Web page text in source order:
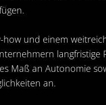
how und einem
langfristige
Maß an Autonomie
an.